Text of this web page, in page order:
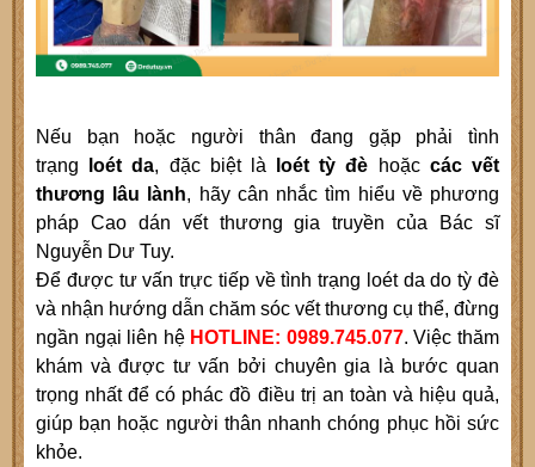
Nếu bạn hoặc người thân đang gặp phải tình
trạng
loét da, đặc biệt là loét tỳ đè hoặc các vết
thương lâu lành, hãy cân nhắc tìm hiểu về phương
pháp Cao dán vết thương gia truyền của Bác sĩ
Nguyễn Dư Tuy.
Để được tư vấn trực tiếp về tình trạng loét da do tỳ đè
và nhận hướng dẫn chăm sóc vết thương cụ thể, đừng
ngần ngại liên hệ HOTLINE: 0989.745.077. Việc thăm
khám và được tư vấn bởi chuyên gia là bước quan
trọng nhất để có phác đồ điều trị an toàn và hiệu quả,
giúp bạn hoặc người thân nhanh chóng phục hồi sức
khỏe.